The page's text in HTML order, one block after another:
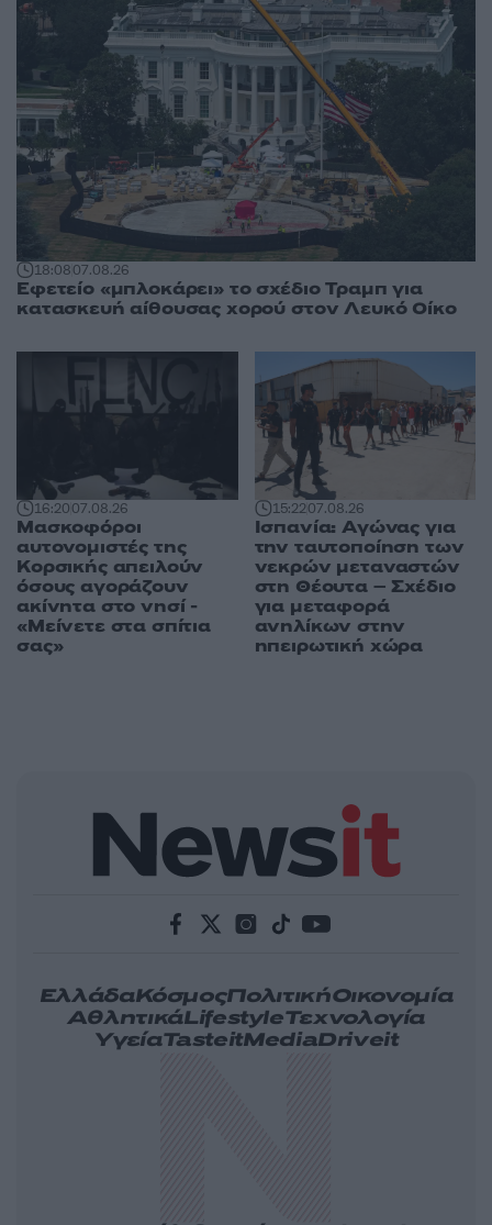
18:0807.08.26
Εφετείο «μπλοκάρει» το σχέδιο Τραμπ για
κατασκευή αίθουσας χορού στον Λευκό Οίκο
16:2007.08.26
Μασκοφόροι
αυτονομιστές της
Κορσικής απειλούν
όσους αγοράζουν
ακίνητα στο νησί -
«Μείνετε στα σπίτια
σας»
15:2207.08.26
Ισπανία: Αγώνας για
την ταυτοποίηση των
νεκρών μεταναστών
στη Θέουτα – Σχέδιο
για μεταφορά
ανηλίκων στην
ηπειρωτική χώρα
ΕλλάδαΚόσμοςΠολιτικήΟικονομία
ΑθλητικάLifestyleΤεχνολογία
ΥγείαTasteitMediaDriveit